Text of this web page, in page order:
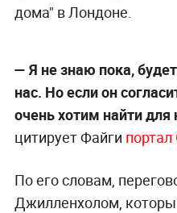
дома" в Лондоне.
— Я не знаю пока,
нас. Но если он
очень хотим найти
цитирует Файги
По его словам,
Джилленхолом,